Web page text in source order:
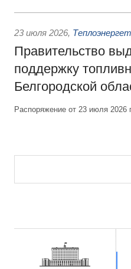
23 июля 2026,
Правительство
поддержку
Белгородской
Распоряжение от 23 июля 2026